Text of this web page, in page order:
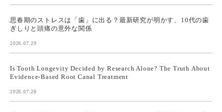
思春期のストレスは「歯」に出る？最新研究が明かす、10代の歯
ぎしりと頭痛の意外な関係
2026.07.29
Is Tooth Longevity Decided by Research Alone? The Truth About
Evidence-Based Root Canal Treatment
2026.07.28